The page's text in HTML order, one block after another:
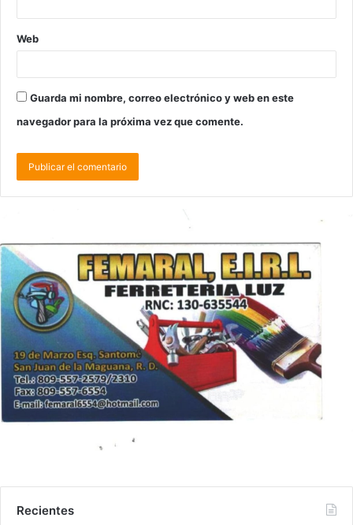
Web
Guarda mi nombre, correo electrónico y web en este
navegador para la próxima vez que comente.
Recientes